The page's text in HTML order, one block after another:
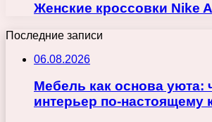
Женские кроссовки Nike
Последние записи
06.08.2026
Мебель как основа уюта:
интерьер по-